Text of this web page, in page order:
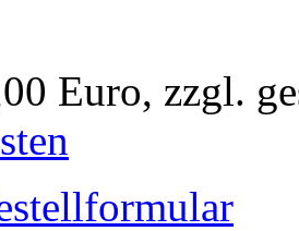
Euro, zzgl.